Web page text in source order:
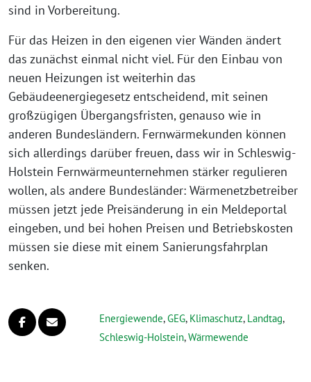
sind in Vorbereitung.
Für das Heizen in den eigenen vier Wänden ändert
das zunächst einmal nicht viel. Für den Einbau von
neuen Heizungen ist weiterhin das
Gebäudeenergiegesetz entscheidend, mit seinen
großzügigen Übergangsfristen, genauso wie in
anderen Bundesländern. Fernwärmekunden können
sich allerdings darüber freuen, dass wir in Schleswig-
Holstein Fernwärmeunternehmen stärker regulieren
wollen, als andere Bundesländer: Wärmenetzbetreiber
müssen jetzt jede Preisänderung in ein Meldeportal
eingeben, und bei hohen Preisen und Betriebskosten
müssen sie diese mit einem Sanierungsfahrplan
senken.
Energiewende,GEG, Klimaschutz, Landtag,
Schleswig-Holstein,Wärmewende